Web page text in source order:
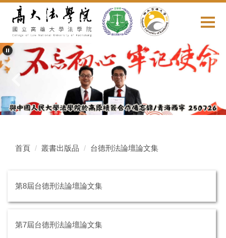
要
內
容
區
首頁 叢書出版品 台德刑法論壇論文集
第8屆台德刑法論壇論文集
第7屆台德刑法論壇論文集